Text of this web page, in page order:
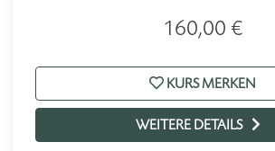
160,00 €
KURS MERKEN
WEITERE DETAILS